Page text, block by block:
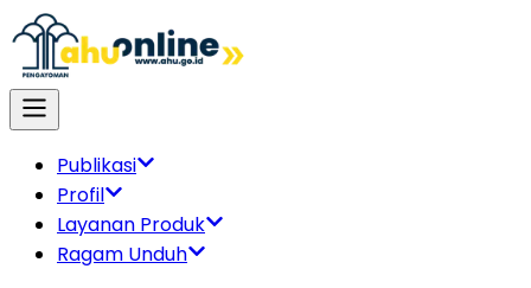
Publikasi
Profil
Layanan Produk
Ragam Unduh